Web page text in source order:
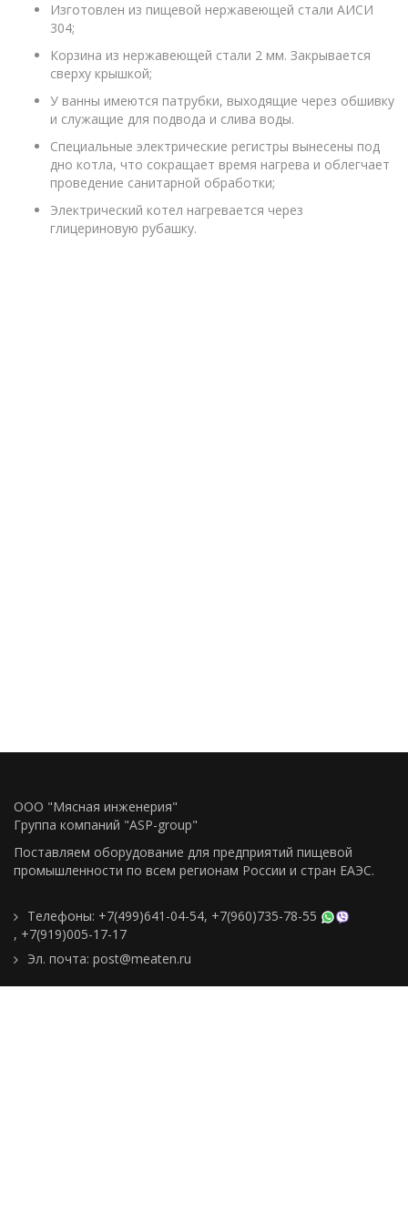
Изготовлен из пищевой нержавеющей стали АИСИ
304;
Корзина из нержавеющей стали 2 мм. Закрывается
сверху крышкой;
У ванны имеются патрубки, выходящие через обшивку
и служащие для подвода и слива воды.
Специальные электрические регистры вынесены под
дно котла, что сокращает время нагрева и облегчает
проведение санитарной обработки;
Электрический котел нагревается через
глицериновую рубашку.
ООО "Мясная инженерия"
Группа компаний "ASP-group"
Поставляем оборудование для предприятий пищевой
промышленности по всем регионам Росcии и стран ЕАЭС.
Телефоны: +7(499)641-04-54, +7(960)735-78-55
, +7(919)005-17-17
Эл. почта: post@meaten.ru